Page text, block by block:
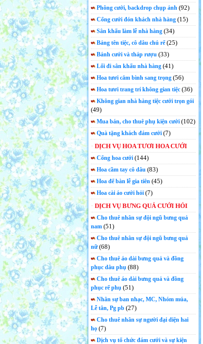
Phông cưới, backdrop chụp ảnh (92)
Cổng cưới đón khách nhà hàng (15)
Sân khấu làm lễ nhà hàng (34)
Bảng tên tiệc, cô dâu chú rể(25)
Bánh cưới và tháp rượu (33)
Lối đi sân khấu nhà hàng (41)
Hoa tươi cắm bình sang trọng (56)
Hoa tươi trang trí không gian tiệc (36)
Không gian nhà hàng tiệc cưới trọn gói
(49)
Mua bán, cho thuê phụ kiện cưới (102)
Quà tặng khách đám cưới (7)
DỊCH VỤ HOA TƯƠI HOA CƯỚI
Cổng hoa cưới (144)
Hoa cầm tay cô dâu(83)
Hoa để bàn lễ gia tiên (45)
Hoa cài áo cưới hỏi (7)
DỊCH VỤ BƯNG QUẢ CƯỚI HỎI
Cho thuê nhân sự đội ngũ bưng quả
nam (51)
Cho thuê nhân sự đội ngũ bưng quả
nữ(68)
Cho thuê áo dài bưng quả và đồng
phục dâu phụ (88)
Cho thuê áo dài bưng quả và đồng
phục rể phụ (51)
Nhân sự ban nhạc, MC, Nhóm múa,
Lễ tân, Pg pb (27)
Cho thuê nhân sự người đại diện hai
họ (7)
Dịch vụ tổ chức đám cưới và sự kiện